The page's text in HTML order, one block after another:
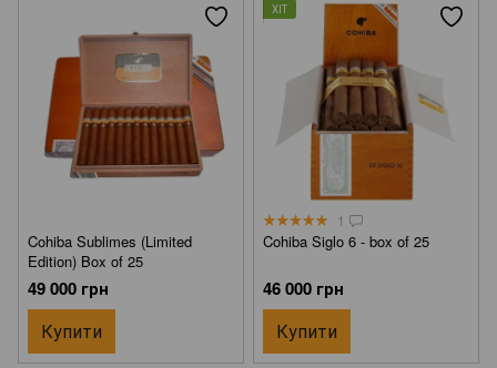
Cohiba Sublimes (Limited
Edition) Box of 25
49 000 грн
Купити
ХІТ
1
Cohiba Siglo 6 - box of 25
46 000 грн
Купити